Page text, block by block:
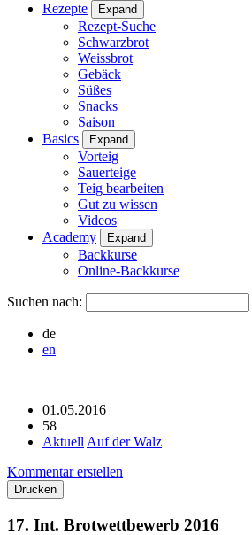
Rezepte
Expand
Rezept-Suche
Schwarzbrot
Weissbrot
Gebäck
Süßes
Snacks
Saison
Basics
Expand
Vorteig
Sauerteige
Teig bearbeiten
Gut zu wissen
Videos
Academy
Expand
Backkurse
Online-Backkurse
Suchen nach:
de
en
01.05.2016
58
Aktuell Auf der Walz
Kommentar erstellen
Drucken
17. Int. Brotwettbewerb 2016